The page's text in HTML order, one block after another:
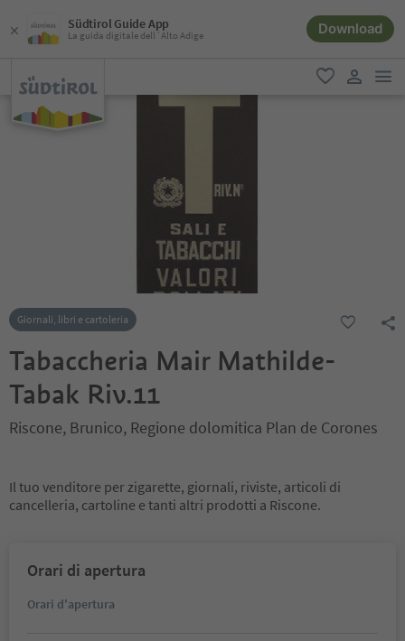
Südtirol Guide App
La guida digitale dell´Alto Adige Download
favoriti
Giornali, libri e cartoleria
Tabaccheria Mair Mathilde-
Tabak Riv.11
Riscone, Brunico, Regione dolomitica Plan de Corones
Il tuo venditore per zigarette, giornali, riviste, articoli di
cancelleria, cartoline e tanti altri prodotti a Riscone.
Orari di apertura
Orari d'apertura